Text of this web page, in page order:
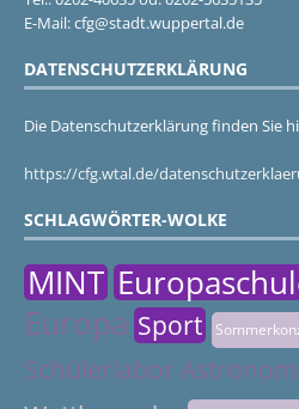
E-Mail: cfg@stadt.wuppertal.de
DATENSCHUTZERKLÄRUNG
Die Datenschutzerklärung finden Sie
https://cfg.wtal.de/
SCHLAGWÖRTER-WOLKE
MINT
Europa Sport
Schülerlabor